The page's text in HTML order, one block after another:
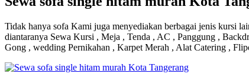
Tidak hanya sofa Kami juga menyediakan berbagai jenis kursi
diantaranya Sewa Kursi , Meja , Tenda , AC , Panggung ,
Gong , wedding Pernikahan , Karpet Merah , Alat Catering ,